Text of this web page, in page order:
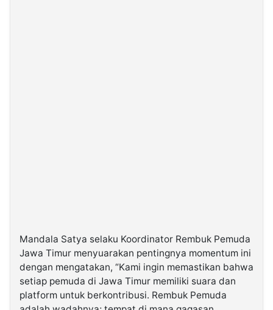
Mandala Satya selaku Koordinator Rembuk Pemuda
Jawa Timur menyuarakan pentingnya momentum ini
dengan mengatakan, “Kami ingin memastikan bahwa
setiap pemuda di Jawa Timur memiliki suara dan
platform untuk berkontribusi. Rembuk Pemuda